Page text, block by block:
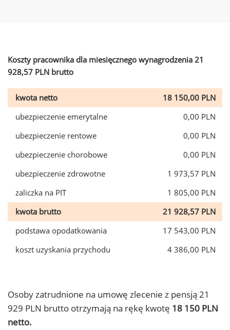
Koszty pracownika dla miesięcznego wynagrodzenia 21
928,57 PLN brutto
kwota netto
18 150,00 PLN
ubezpieczenie emerytalne
0,00 PLN
ubezpieczenie rentowe
0,00 PLN
ubezpieczenie chorobowe
0,00 PLN
ubezpieczenie zdrowotne
1 973,57 PLN
zaliczka na PIT
1 805,00 PLN
kwota brutto
21 928,57 PLN
podstawa opodatkowania
17 543,00 PLN
koszt uzyskania przychodu
4 386,00 PLN
Osoby zatrudnione na umowę zlecenie z pensją 21
929 PLN brutto otrzymają na rękę kwotę 18 150 PLN
netto.